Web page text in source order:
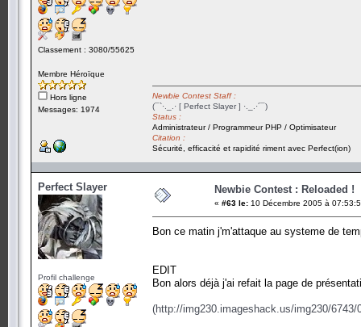
Classement : 3080/55625
Membre Héroïque
Hors ligne
Messages: 1974
Newbie Contest Staff :
(¯`·._.· [ Perfect Slayer ] ·._.·´¯)
Status :
Administrateur / Programmeur PHP / Optimisateur
Citation :
Sécurité, efficacité et rapidité riment avec Perfect(ion)
Perfect Slayer
Profil challenge
Newbie Contest : Reloaded !
« #63 le: 10 Décembre 2005 à
Bon ce matin j'm'attaque au systeme de
EDIT
Bon alors déjà j'ai refait la page de
(http://img230.imageshack.us/img230/6743/